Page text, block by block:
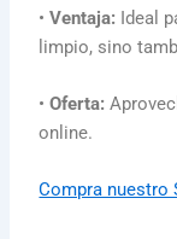
•Ventaja: Ideal
limpio, sino
•Oferta:
online.
Compra nuestro